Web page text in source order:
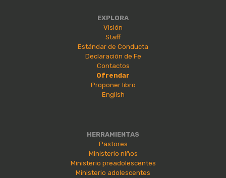
EXPLORA
Visión
Staff
Estándar de Conducta
Declaración de Fe
Contactos
Ofrendar
Proponer libro
English
HERRAMIENTAS
Pastores
Ministerio niños
Ministerio preadolescentes
Ministerio adolescentes